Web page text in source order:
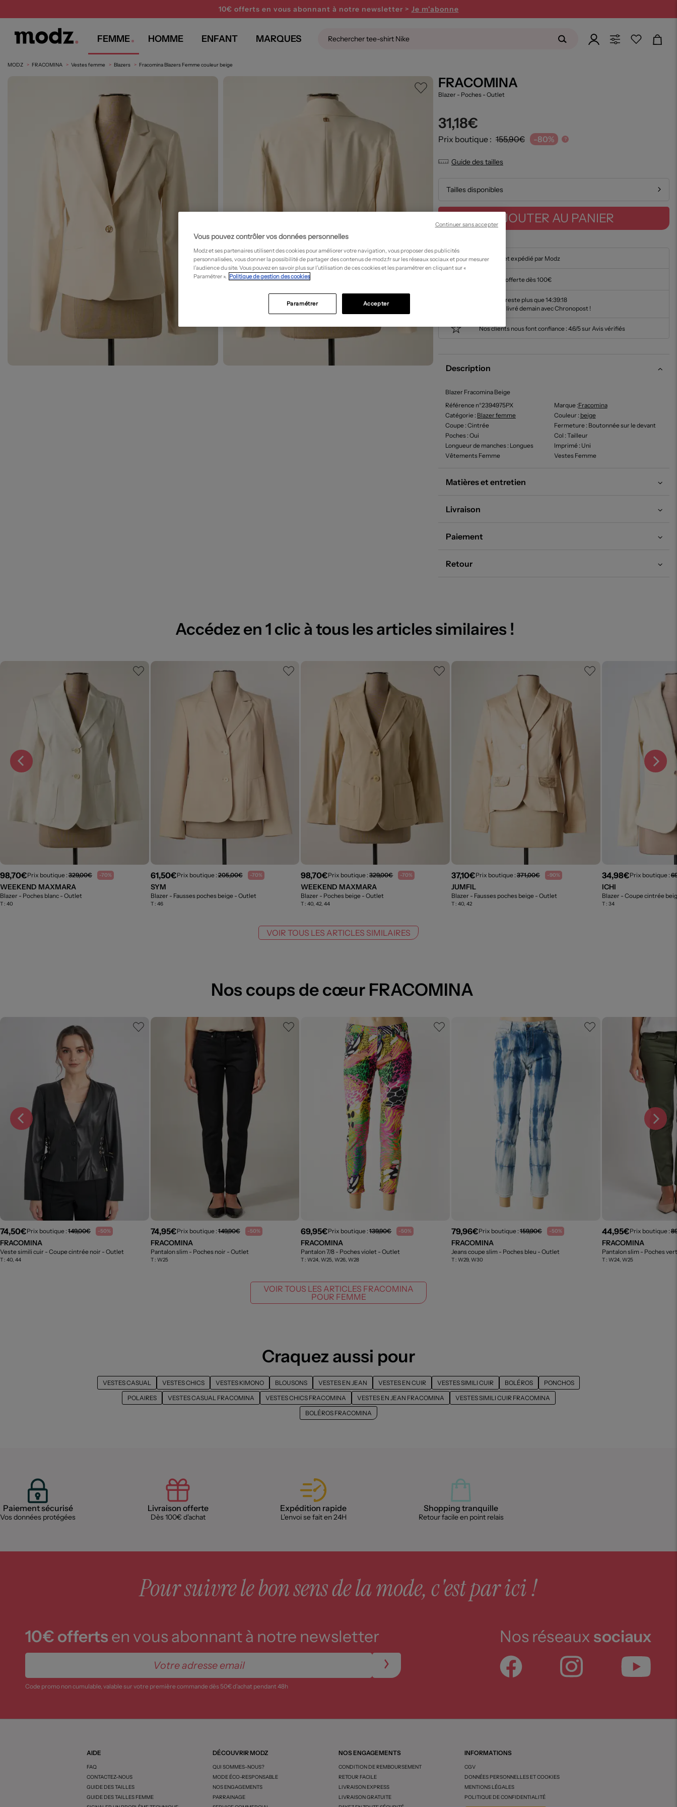
10€ offerts en vous abonnant à notre newsletter > Je m'abonne
FEMME HOMME ENFANT MARQUES
MODZ FRACOMINA Vestes femme Blazers Fracomina Blazers Femme couleur beige
FRACOMINA
Blazer - Poches - Outlet
31,18€
Prix boutique : 155,90€ -80% ?
Guide des tailles
Tailles disponibles
AJOUTER AU PANIER
En stock et expédié par Modz
Livraison offerte dès 100€
Il ne vous reste plus que14:39:17
pour être livré demain avec Chronopost !
Nos clients nous font confiance : 4.6/5 sur Avis vérifiés
Description
Blazer Fracomina Beige
Référence n°2394975PX
Marque :Fracomina
Catégorie : Blazer femme Couleur : beige
Coupe : Cintrée Fermeture: Boutonnée sur le devant
Poches : Oui Col : Tailleur
Longueur de manches : Longues Imprimé: Uni
Vêtements Femme
Vestes Femme
Matières et entretien
Livraison
Paiement
Retour
Accédez en 1 clic à tous les articles similaires !
98,70€Prix boutique : 329,00€ -70%
WEEKEND MAXMARA
Blazer - Poches blanc - Outlet
T : 40
61,50€Prix boutique :205,00€ -70%
SYM
Blazer - Fausses poches beige - Outlet
T : 46
98,70€Prix boutique :329,00€ -70%
WEEKEND MAXMARA
Blazer - Poches beige - Outlet
T :40, 42, 44
37,10€Prix boutique :371,00€ -90%
JUMFIL
Blazer - Fausses poches beige - Outlet
T :40, 42
34,98€Prix boutique :
ICHI
Blazer - Coupe cintrée
T : 34
VOIR TOUS LES ARTICLES SIMILAIRES
Nos coups de cœur FRACOMINA
74,50€Prix boutique : 149,00€ -50%
FRACOMINA
Veste simili cuir - Coupe cintrée noir - Outlet
T : 40, 44
74,95€Prix boutique :149,90€ -50%
FRACOMINA
Pantalon slim - Poches noir - Outlet
T : W25
69,95€Prix boutique :139,90€ -50%
FRACOMINA
Pantalon 7/8 - Poches violet - Outlet
T :W24, W25, W26, W28
79,96€Prix boutique :159,90€ -50%
FRACOMINA
Jeans coupe slim - Poches bleu - Outlet
T :W29, W30
44,95€Prix boutique :
FRACOMINA
Pantalon slim - Poches
T : W24, W25
VOIR TOUS LES ARTICLES FRACOMINA
POUR FEMME
Craquez aussi pour
VESTES CASUAL VESTES CHICS VESTES KIMONO BLOUSONS VESTES EN JEAN VESTES EN CUIR VESTES SIMILI CUIR BOLÉROS
PONCHOS
POLAIRES
VESTES CASUAL FRACOMINA VESTES CHICS FRACOMINA VESTES EN JEAN FRACOMINA
VESTES SIMILI CUIR FRACOMINA
BOLÉROS FRACOMINA
Paiement sécurisé
Vos données protégées
Livraison offerte
Dès 100€ d'achat
Expédition rapide
L'envoi se fait en 24H
Shopping tranquille
Retour facile en point relais
Pour suivre le bon sens de la mode, c'est par ici !
10€ offerts en vous abonnant à notre newsletter
Code promo non cumulable, valable sur votre première commande dès 50€ d’achat pendant 48h
Nos réseaux sociaux
AIDE
FAQ
CONTACTEZ-NOUS
GUIDE DES TAILLES
GUIDE DES TAILLES FEMME
DÉCOUVRIR MODZ
QUI SOMMES-NOUS?
MODE ÉCO-RESPONSABLE
NOS ENGAGEMENTS
PARRAINAGE
NOS ENGAGEMENTS
CONDITION DE REMBOURSEMENT
RETOUR FACILE
LIVRAISON EXPRESS
LIVRAISON GRATUITE
INFORMATIONS
CGV
DONNÉES PERSONNELLES ET COOKIES
MENTIONS LÉGALES
POLITIQUE DE CONFIDENTIALITÉ
Vous pouvez contrôler vos données personnelles
Modz et ses partenaires utilisent des cookies pour améliorer votre navigation, vous proposer des publicités
personnalisées, vous donner la possibilité de partager des contenus de modz.fr sur les réseaux sociaux et pour mesurer
l’audience du site. Vous pouvez en savoir plus sur l’utilisation de ces cookies et les paramétrer en cliquant sur «
Paramétrer ». Politique de gestion des cookies
Accepter
Paramétrer
Continuer sans accepter